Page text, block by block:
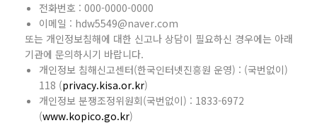
전화번호 : 000-0000-0000
이메일 : hdw5549@naver.com
또는 개인정보침해에 대한 신고나 상담이 필요하신 경우에는 아래
기관에 문의하시기 바랍니다.
개인정보 침해신고센터(한국인터넷진흥원 운영) : (국번없이)
118 (privacy.kisa.or.kr)
개인정보 분쟁조정위원회(국번없이) : 1833-6972
(www.kopico.go.kr)